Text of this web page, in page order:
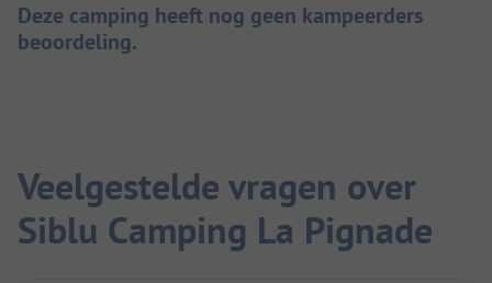
Deze camping heeft nog geen kampeerders
beoordeling.
Veelgestelde vragen over
Siblu Camping La Pignade